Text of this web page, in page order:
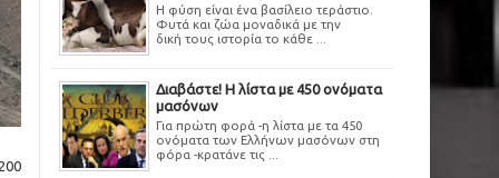
Η φύση είναι ένα βασίλειο τεράστιο.
Φυτά και ζώα μοναδικά με την
δική τους ιστορία το κάθε ...
Διαβάστε! Η λίστα με 450 ονόματα
μασόνων
Για πρώτη φορά -η λίστα με τα 450
ονόματα των Ελλήνων μασόνων στη
φόρα -κρατάνε τις ...